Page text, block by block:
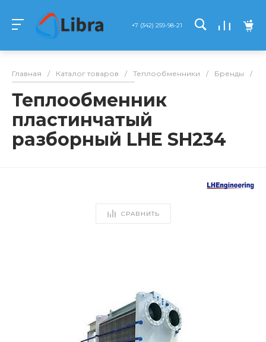
+7 (342) 259-98-21
Главная / Каталог товаров / Теплообменники / Бренды /
Теплообменник
пластинчатый
разборный LHE SH234
СРАВНИТЬ